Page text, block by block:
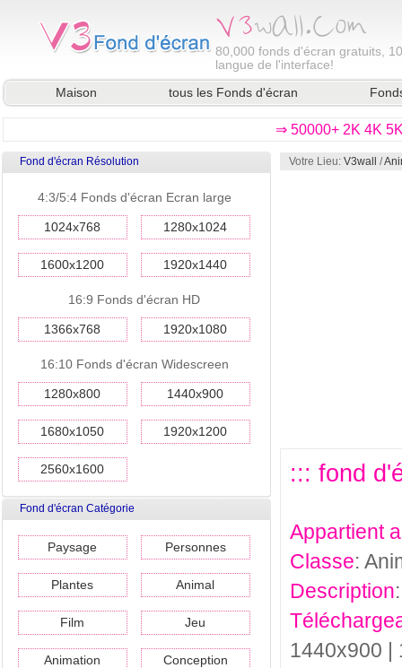
80,000 fonds d'écran gratuits,
langue de l'interface!
Maison
tous les Fonds d'écran
⇒ 50000+ 2K 4K
Fond d'écran Résolution
4:3/5:4 Fonds d'écran Ecran large
1024x768 1280x1024
1600x1200 1920x1440
16:9 Fonds d'écran HD
1366x768 1920x1080
16:10 Fonds d'écran Widescreen
1280x800 1440x900
1680x1050 1920x1200
2560x1600
Fond d'écran Catégorie
Paysage Personnes
Plantes Animal
Film Jeu
Animation Conception
Votre Lieu: V3wall /
::: fond
Appartient
Classe:
Description
1440x900 |